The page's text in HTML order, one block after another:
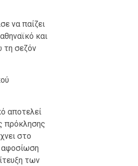
να παίζει
και
τη σεζόν
αποτελεί
πρόκλησης
στο
αφοσίωση
των